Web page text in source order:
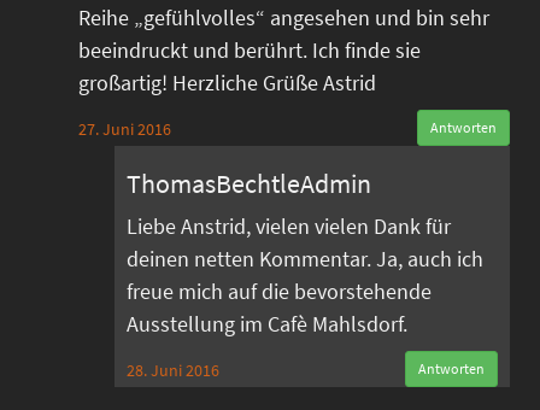
Reihe „gefühlvolles“ angesehen und bin sehr
beeindruckt und berührt. Ich finde sie
großartig! Herzliche Grüße Astrid
27. Juni 2016 Antworten
ThomasBechtleAdmin
Liebe Anstrid, vielen vielen Dank für
deinen netten Kommentar. Ja, auch ich
freue mich auf die bevorstehende
Ausstellung im Cafè Mahlsdorf.
28. Juni 2016 Antworten